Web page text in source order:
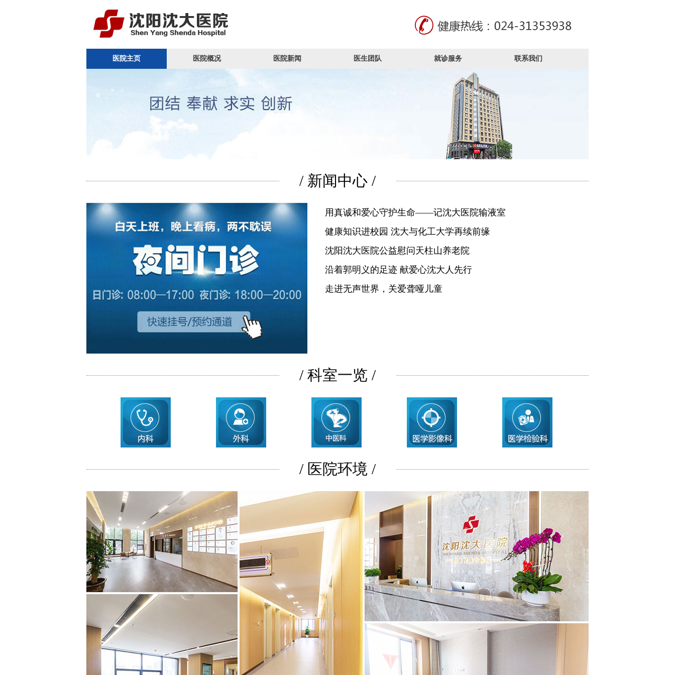
医院主页 医院概况 医院新闻 医生团队 就诊服务 联系我们
/ 新闻中心 /
用真诚和爱心守护生命——记沈大医院输液室
健康知识进校园 沈大与化工大学再续前缘
沈阳沈大医院公益慰问天柱山养老院
沿着郭明义的足迹 献爱心沈大人先行
走进无声世界，关爱聋哑儿童
/ 科室一览 /
/ 医院环境 /